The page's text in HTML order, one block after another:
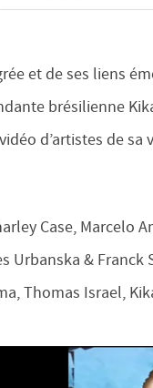
et de ses liens
brésilienne
d’artistes de sa
Case, Marcelo
Urbanska & Franck
Thomas Israel,